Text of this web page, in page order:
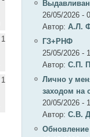
1
1
26/05/2026 -
Автор: А.Л.
ГЗ+РНФ
25/05/2026 -
Автор: C.П.
Лично у
заходом на
20/05/2026 -
Автор: С.В.